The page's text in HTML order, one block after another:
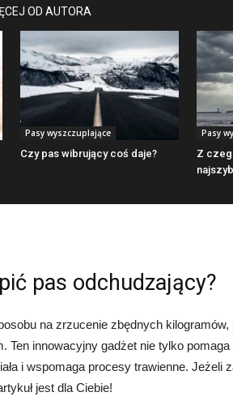
OD AUTORA
Pasy wyszczuplające
Czy pas wibrujący coś daje?
Pasy
Z
pas odchudzający?
na zrzucenie zbędnych
Ten innowacyjny gadżet nie tylko
i wspomaga procesy trawienne. Jeżeli
jest dla Ciebie!